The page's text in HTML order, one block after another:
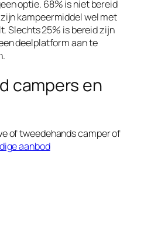
optie. 68% is niet bereid
kampeermiddel wel met
Slechts 25% is bereid zijn
deelplatform aan te
campers en
of tweedehands camper of
aanbod